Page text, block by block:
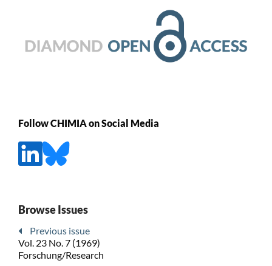
Follow CHIMIA on Social Media
Browse Issues
Previous issue
Vol. 23 No. 7 (1969)
Forschung/Research